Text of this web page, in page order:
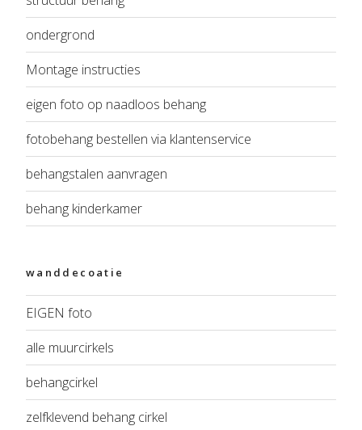
ondergrond
Montage instructies
eigen foto op naadloos behang
fotobehang bestellen via klantenservice
behangstalen aanvragen
behang kinderkamer
wanddecoatie
EIGEN foto
alle muurcirkels
behangcirkel
zelfklevend behang cirkel